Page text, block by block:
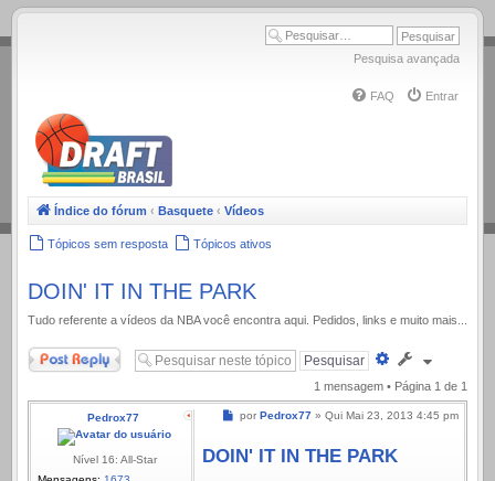
.
Pesquisa avançada
FAQ Entrar
Índice do fórum ‹ Basquete ‹ Vídeos
Tópicos sem resposta Tópicos ativos
DOIN' IT IN THE PARK
Tudo referente a ví­deos da NBA você encontra aqui. Pedidos, links e muito mais...
Responder
Pesquisa
avançada
1 mensagem • Página 1 de 1
Pedrox77
Nível 16: All-Star
Mensagem
por Pedrox77 » Qui Mai 23, 2013 4:45 pm
DOIN' IT IN THE PARK